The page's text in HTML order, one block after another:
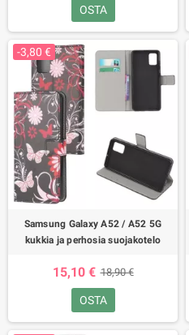
OSTA
-3,80 €
Samsung Galaxy A52 / A52 5G
kukkia ja perhosia suojakotelo
15,10 € 18,90 €
OSTA